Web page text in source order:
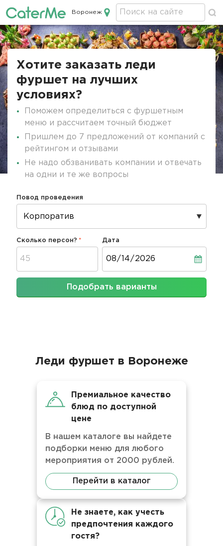
Кейтеринг в Воронеже
Воронеж
Строка
Хотите заказать леди
фуршет на лучших
условиях?
Поможем определиться с фуршетным
меню и рассчитаем точный бюджет
Пришлем до 7 предложений от компаний с
рейтингом и отзывами
Не надо обзванивать компании и отвечать
на одни и те же вопросы
Повод проведения
Сколько персон? Дата
Подобрать варианты
Леди фуршет в Воронеже
Премиальное качество
блюд по доступной
цене
В нашем каталоге вы найдете
подборки меню для любого
мероприятия от 2000 рублей.
Перейти в каталог
Не знаете, как учесть
предпочтения каждого
гостя?